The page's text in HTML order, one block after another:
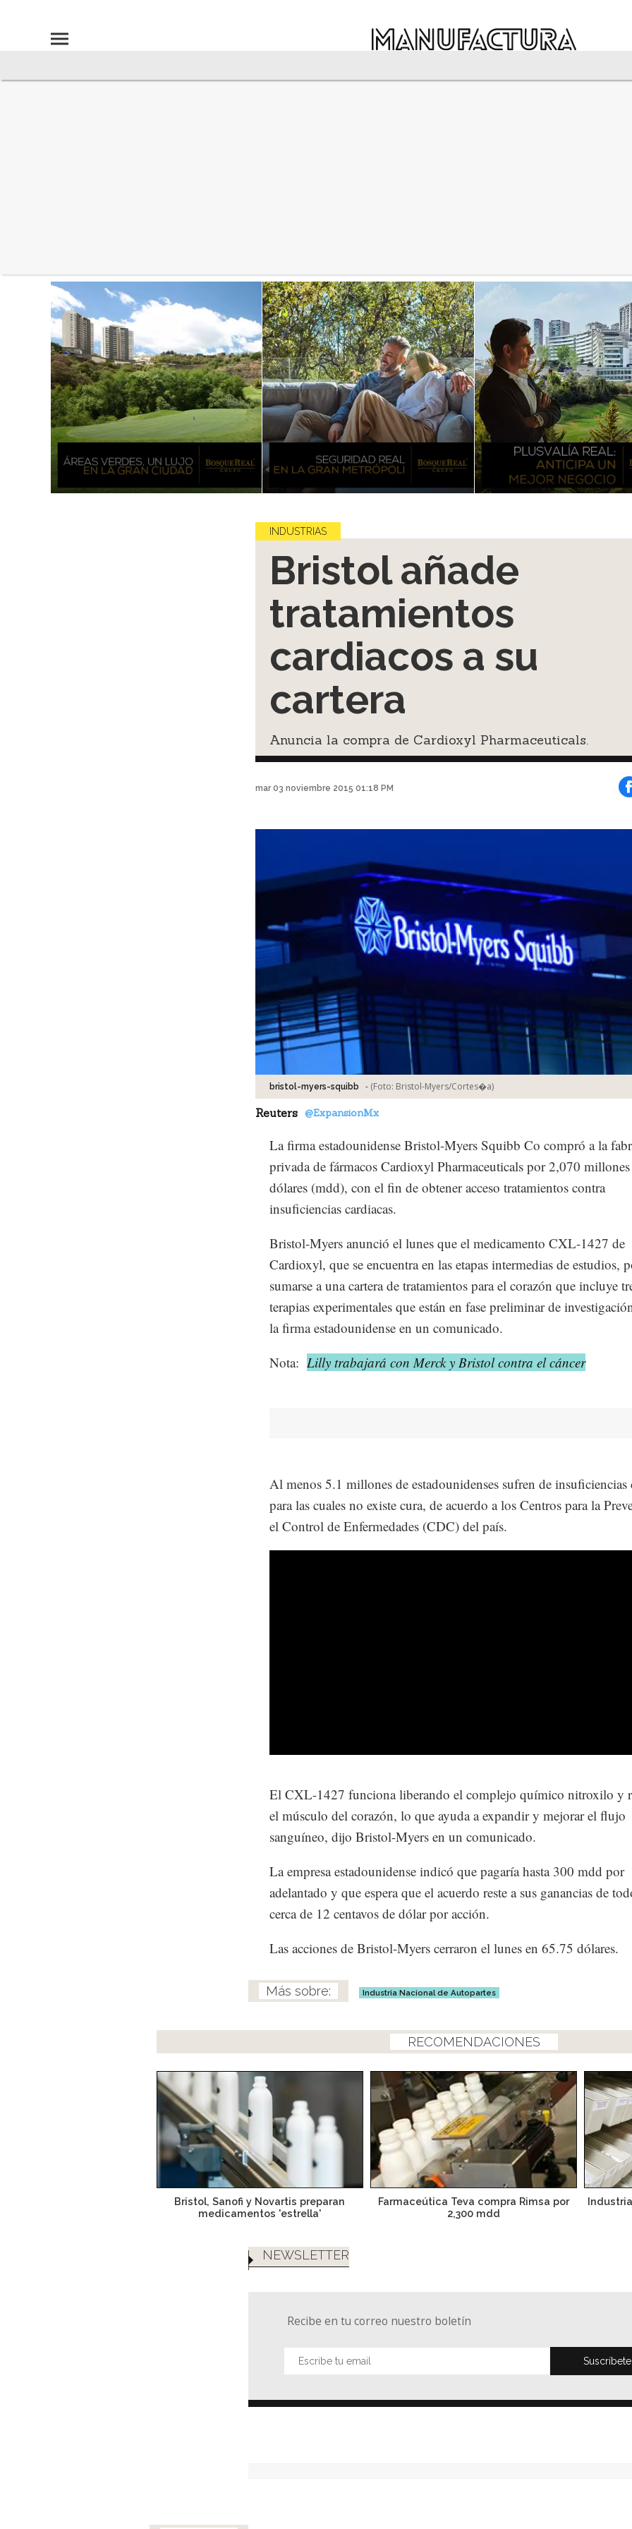
INDUSTRIAS
Bristol añade
tratamientos
cardiacos a su
cartera
Anuncia la compra de Cardioxyl Pharmaceuticals.
mar 03 noviembre 2015 01:18 PM
bristol-myers-squibb - (Foto: Bristol-Myers/Cortes�a)
Reuters @ExpansionMx
La firma estadounidense Bristol-Myers Squibb Co compró a la
privada de fármacos Cardioxyl Pharmaceuticals por 2,070
dólares (mdd), con el fin de obtener acceso tratamientos contra
insuficiencias cardiacas.
Bristol-Myers anunció el lunes que el medicamento CXL-1427 de
Cardioxyl, que se encuentra en las etapas intermedias de estudios,
sumarse a una cartera de tratamientos para el corazón que incluye
terapias experimentales que están en fase preliminar de
la firma estadounidense en un comunicado.
Nota: Lilly trabajará con Merck y Bristol contra el cáncer
Al menos 5.1 millones de estadounidenses sufren de insuficiencias
para las cuales no existe cura, de acuerdo a los Centros para la
el Control de Enfermedades (CDC) del país.
El CXL-1427 funciona liberando el complejo químico nitroxilo y
el músculo del corazón, lo que ayuda a expandir y mejorar el flujo
sanguíneo, dijo Bristol-Myers en un comunicado.
La empresa estadounidense indicó que pagaría hasta 300 mdd por
adelantado y que espera que el acuerdo reste a sus ganancias de
cerca de 12 centavos de dólar por acción.
Las acciones de Bristol-Myers cerraron el lunes en 65.75 dólares.
Industria Nacional de Autopartes
RECOMENDACIONES
Bristol, Sanofi y Novartis preparan
medicamentos 'estrella'
Farmaceútica Teva compra Rimsa por
2,300 mdd
NEWSLETTER
Recibe en tu correo nuestro boletín